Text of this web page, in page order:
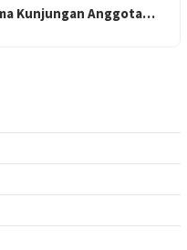
Kunjungan Anggota…